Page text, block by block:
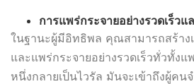
การแพร่กระจายอย่างรวดเร็วแ
ในฐานะผู้มีอิทธิพล คุณสามารถสร้าง
และแพร่กระจายอย่างรวดเร็วทั่วทั้ง
หนึ่งกลายเป็นไวรัล มันจะเข้าถึงผู้คน